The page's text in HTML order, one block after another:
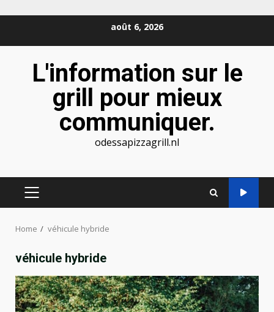
août 6, 2026
L'information sur le
grill pour mieux
communiquer.
odessapizzagrill.nl
PRIMARY
Home véhicule hybride
véhicule hybride